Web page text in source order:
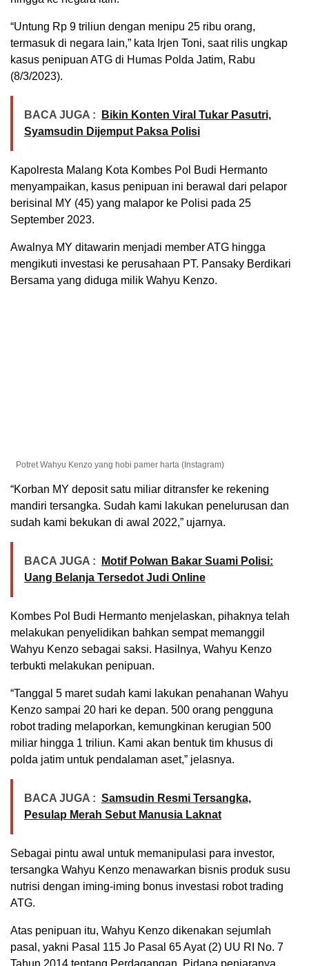
“Untung Rp 9 triliun dengan menipu 25 ribu orang,
termasuk di negara lain,” kata Irjen Toni, saat rilis ungkap
kasus penipuan ATG di Humas Polda Jatim, Rabu
(8/3/2023).
BACA JUGA :
Bikin Konten Viral Tukar Pasutri,
Syamsudin Dijemput Paksa Polisi
Kapolresta Malang Kota Kombes Pol Budi Hermanto
menyampaikan, kasus penipuan ini berawal dari pelapor
berisinal MY (45) yang malapor ke Polisi pada 25
September 2023.
Awalnya MY ditawarin menjadi member ATG hingga
mengikuti investasi ke perusahaan PT. Pansaky Berdikari
Bersama yang diduga milik Wahyu Kenzo.
Potret Wahyu Kenzo yang hobi pamer harta (Instagram)
“Korban MY deposit satu miliar ditransfer ke rekening
mandiri tersangka. Sudah kami lakukan penelurusan dan
sudah kami bekukan di awal 2022,” ujarnya.
BACA JUGA :
Motif Polwan Bakar Suami Polisi:
Uang Belanja Tersedot Judi Online
Kombes Pol Budi Hermanto menjelaskan, pihaknya telah
melakukan penyelidikan bahkan sempat memanggil
Wahyu Kenzo sebagai saksi. Hasilnya, Wahyu Kenzo
terbukti melakukan penipuan.
“Tanggal 5 maret sudah kami lakukan penahanan Wahyu
Kenzo sampai 20 hari ke depan. 500 orang pengguna
robot trading melaporkan, kemungkinan kerugian 500
miliar hingga 1 triliun. Kami akan bentuk tim khusus di
polda jatim untuk pendalaman aset,” jelasnya.
BACA JUGA : Samsudin Resmi Tersangka,
Pesulap Merah Sebut Manusia Laknat
Sebagai pintu awal untuk memanipulasi para investor,
tersangka Wahyu Kenzo menawarkan bisnis produk susu
nutrisi dengan iming-iming bonus investasi robot trading
ATG.
Atas penipuan itu, Wahyu Kenzo dikenakan sejumlah
pasal, yakni Pasal 115 Jo Pasal 65 Ayat (2) UU RI No. 7